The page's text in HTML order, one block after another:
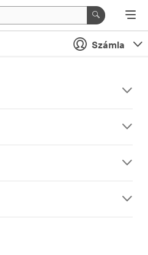
Számla